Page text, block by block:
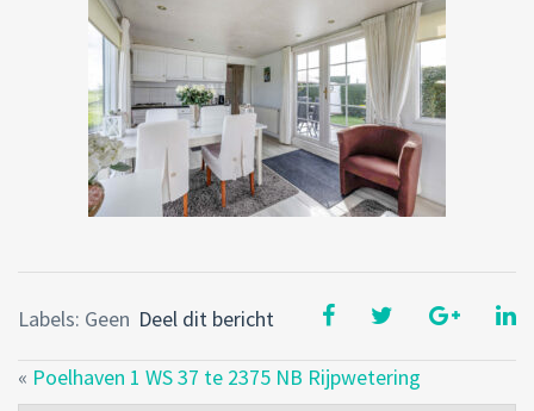
Deel dit bericht
Labels: Geen
« Poelhaven 1 WS 37 te 2375 NB Rijpwetering